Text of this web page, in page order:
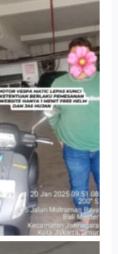
Cityplaza
Gedung
Parkir P6A